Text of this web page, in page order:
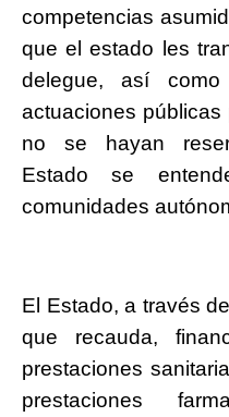
competencias
que el estado les
delegue, así
actuaciones
no se hayan
Estado se
comunidades
El Estado, a través
que recauda,
prestaciones
prestaciones